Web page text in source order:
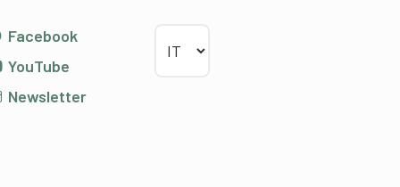
Facebook
YouTube
Newsletter